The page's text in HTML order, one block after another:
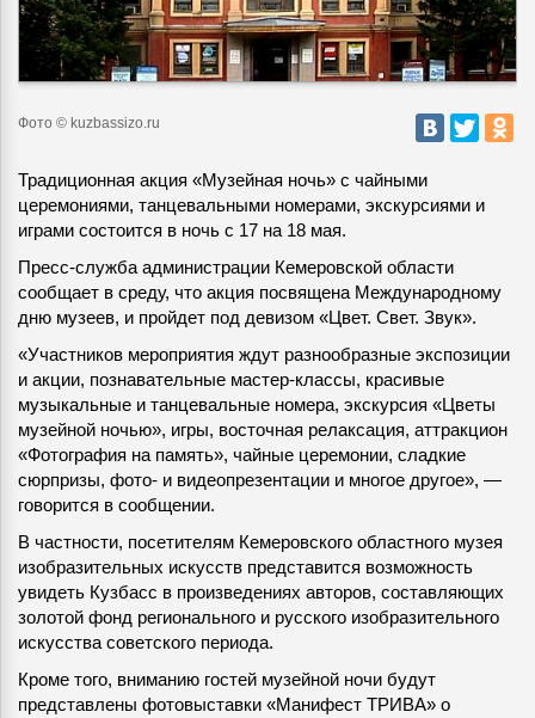
Фото © kuzbassizo.ru
Традиционная акция «Музейная ночь» с чайными
церемониями, танцевальными номерами, экскурсиями и
играми состоится в ночь с 17 на 18 мая.
Пресс-служба администрации Кемеровской области
сообщает в среду, что акция посвящена Международному
дню музеев, и пройдет под девизом «Цвет. Свет. Звук».
«Участников мероприятия ждут разнообразные экспозиции
и акции, познавательные мастер-классы, красивые
музыкальные и танцевальные номера, экскурсия «Цветы
музейной ночью», игры, восточная релаксация, аттракцион
«Фотография на память», чайные церемонии, сладкие
сюрпризы, фото- и видеопрезентации и многое другое», —
говорится в сообщении.
В частности, посетителям Кемеровского областного музея
изобразительных искусств представится возможность
увидеть Кузбасс в произведениях авторов, составляющих
золотой фонд регионального и русского изобразительного
искусства советского периода.
Кроме того, вниманию гостей музейной ночи будут
представлены фотовыставки «Манифест ТРИВА» о